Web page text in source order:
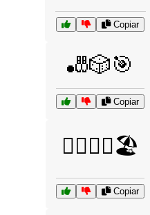
Copiar
🎳🎲🎯
Copiar
🏊‍♀️🏄‍♂️🏖️
Copiar